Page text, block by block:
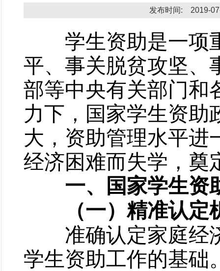
发布时间: 2019-
学生资助是一项重
平、事关脱贫攻坚、
部等中央有关部门和
力下，国家学生资助
大，资助管理水平进
经济困难而失学，奠
一、国家学生资
（一）精准认定
准确认定家庭经济
学生资助工作的基础